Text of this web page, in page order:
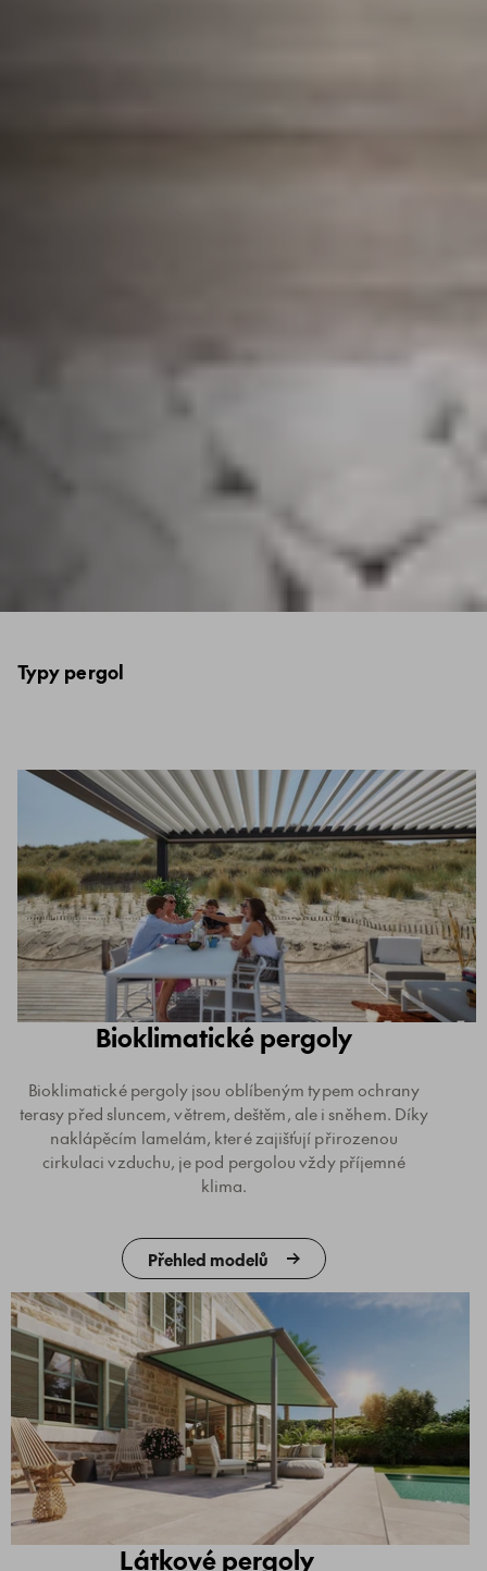
Typy pergol
Bioklimatické pergoly
Bioklimatické pergoly jsou oblíbeným typem ochrany
terasy před sluncem, větrem, deštěm, ale i sněhem. Díky
naklápěcím lamelám, které zajišťují přirozenou
cirkulaci vzduchu, je pod pergolou vždy příjemné
klima.
Přehled modelů
Látkové pergoly